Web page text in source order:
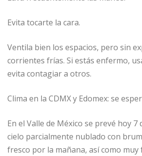
Evita tocarte la cara.
Ventila bien los espacios, pero sin
corrientes frías. Si estás enfermo,
evita contagiar a otros.
Clima en la CDMX y Edomex: se
En el Valle de México se prevé hoy 7
cielo parcialmente nublado con
fresco por la mañana, así como